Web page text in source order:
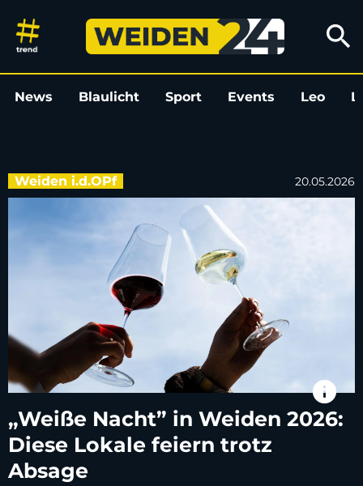
„Weiße Nacht” in Weiden
search
News Blaulicht Sport Events Leo
Weiden i.d.OPf 20.05.2026
info
„Weiße Nacht” in Weiden 2026:
Diese Lokale feiern trotz
Absage